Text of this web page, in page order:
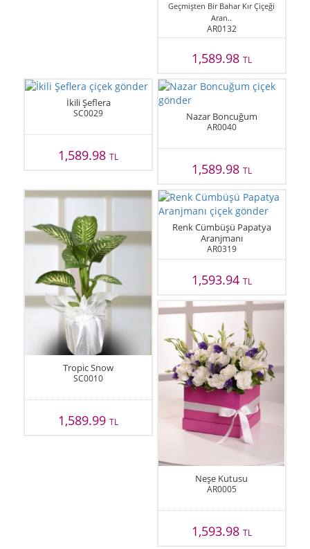
Geçmişten Bir Bahar Kır Çiçeği
Aran..
AR0132
1,589.98 TL
İkili Şeflera
SC0029
1,589.98TL
Nazar Boncuğum
AR0040
1,589.98 TL
Tropic Snow
SC0010
1,589.99TL
Renk Cümbüşü Papatya
Aranjmanı
AR0319
1,593.94 TL
Neşe Kutusu
AR0005
1,593.98 TL